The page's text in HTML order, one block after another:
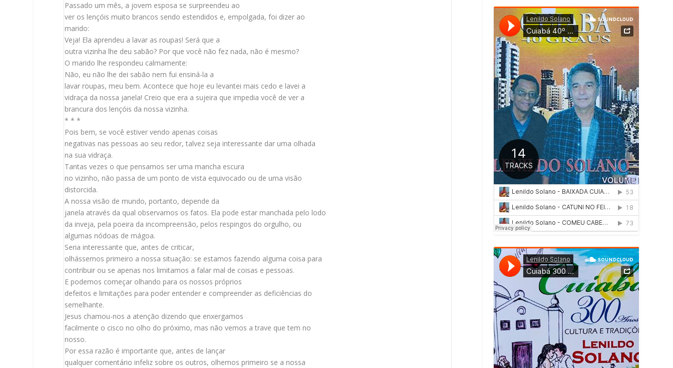
Passado um mês, a jovem esposa se surpreendeu ao
ver os lençóis muito brancos sendo estendidos e, empolgada, foi dizer ao
marido:
Veja! Ela aprendeu a lavar as roupas! Será que a
outra vizinha lhe deu sabão? Por que você não fez nada, não é mesmo?
O marido lhe respondeu calmamente:
Não, eu não lhe dei sabão nem fui ensiná-la a
lavar roupas, meu bem. Acontece que hoje eu levantei mais cedo e lavei a
vidraça da nossa janela! Creio que era a sujeira que impedia você de ver a
brancura dos lençóis da nossa vizinha.
* * *
Pois bem, se você estiver vendo apenas coisas
negativas nas pessoas ao seu redor, talvez seja interessante dar uma olhada
na sua vidraça.
Tantas vezes o que pensamos ser uma mancha escura
no vizinho, não passa de um ponto de vista equivocado ou de uma visão
distorcida.
A nossa visão de mundo, portanto, depende da
janela através da qual observamos os fatos. Ela pode estar manchada pelo lodo
da inveja, pela poeira da incompreensão, pelos respingos do orgulho, ou
algumas nódoas de mágoa.
Seria interessante que, antes de criticar,
olhássemos primeiro a nossa situação: se estamos fazendo alguma coisa para
contribuir ou se apenas nos limitamos a falar mal de coisas e pessoas.
E podemos começar olhando para os nossos próprios
defeitos e limitações para poder entender e compreender as deficiências do
semelhante.
Jesus chamou-nos a atenção dizendo que enxergamos
facilmente o cisco no olho do próximo, mas não vemos a trave que tem no
nosso.
Por essa razão é importante que, antes de lançar
qualquer comentário infeliz sobre os outros, olhemos primeiro se a nossa